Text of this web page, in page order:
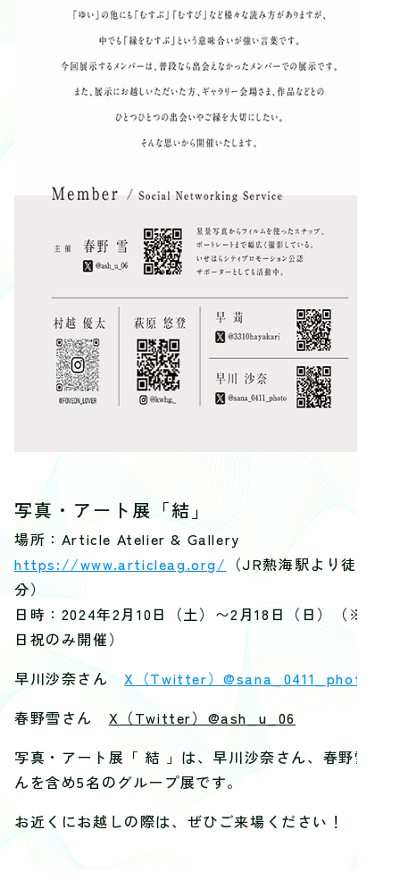
写真・アート展「結」
場所：Article Atelier & Gallery
https://www.articleag.org/ （JR熱海駅より徒歩4
分）
日時：2024年2月10日（土）〜2月18日（日）（※土
日祝のみ開催）
早川沙奈さん X（Twitter）@sana_0411_photo
春野雪さん X（Twitter）@ash_u_06
写真・アート展「 結 」は、早川沙奈さん、春野雪さ
んを含め5名のグループ展です。
お近くにお越しの際は、ぜひご来場ください！